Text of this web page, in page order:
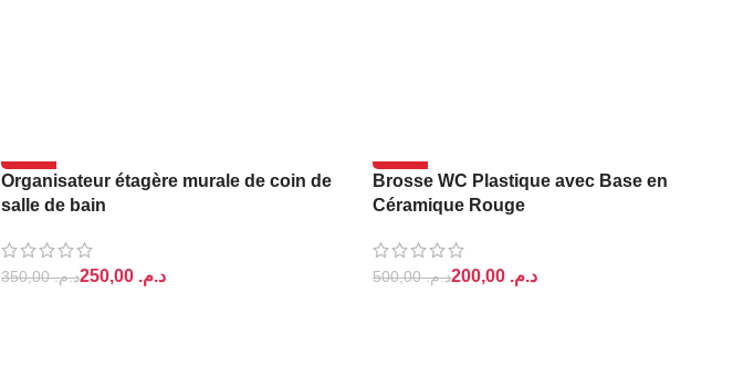
-29%
VESKO
Organisateur étagère murale de coin de
salle de bain
د.م.350,00 د.م.
-60%
Brosse WC Plastique avec Base en
Céramique Rouge
د.م.500,00 د.م.